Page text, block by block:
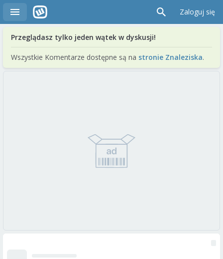
Zaloguj się
Przeglądasz tylko jeden wątek w dyskusji!
Wszystkie Komentarze dostępne są na stronie Znaleziska.